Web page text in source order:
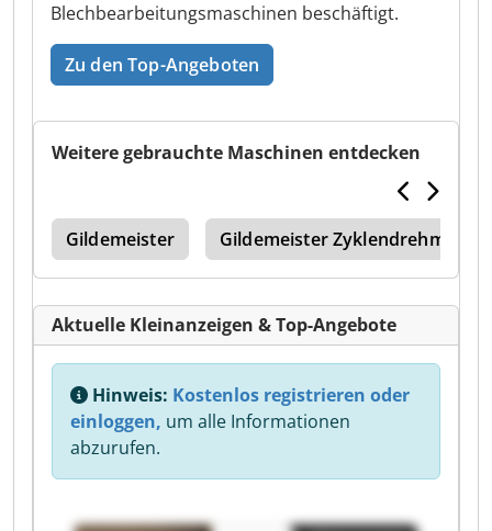
Blechbearbeitungsmaschinen beschäftigt.
Zu den Top-Angeboten
Weitere gebrauchte Maschinen entdecken
Gildemeister Gildemeister
Aktuelle Kleinanzeigen & Top-Angebote
Hinweis: Kostenlos registrieren oder
einloggen, um alle Informationen
abzurufen.